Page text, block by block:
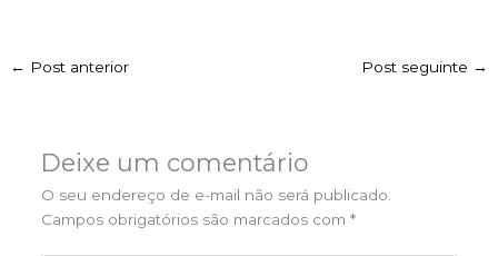
← Post anterior Post seguinte →
Deixe um comentário
O seu endereço de e-mail não será publicado.
Campos obrigatórios são marcados com *